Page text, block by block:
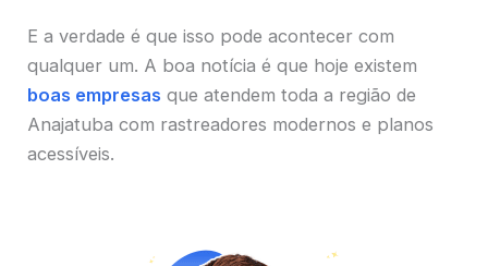
E a verdade é que isso pode acontecer com
qualquer um. A boa notícia é que hoje existem
boas empresas que atendem toda a região de
Anajatuba com rastreadores modernos e planos
acessíveis.